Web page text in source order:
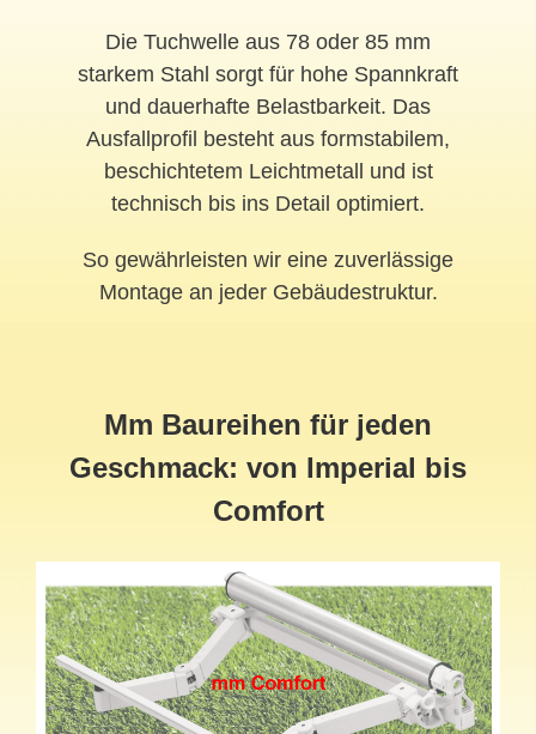
Die Tuchwelle aus 78 oder 85 mm
starkem Stahl sorgt für hohe Spannkraft
und dauerhafte Belastbarkeit. Das
Ausfallprofil besteht aus formstabilem,
beschichtetem Leichtmetall und ist
technisch bis ins Detail optimiert.
So gewährleisten wir eine zuverlässige
Montage an jeder Gebäudestruktur.
Mm Baureihen für jeden
Geschmack: von Imperial bis
Comfort